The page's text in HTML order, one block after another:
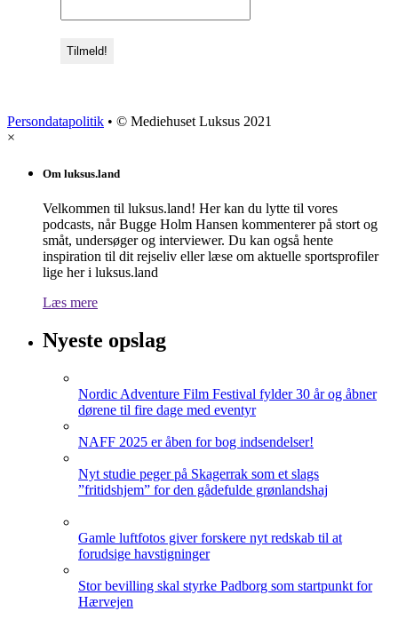
Persondatapolitik • © Mediehuset Luksus 2021
×
Om luksus.land
Velkommen til luksus.land! Her kan du lytte til vores
podcasts, når Bugge Holm Hansen kommenterer på stort og
småt, undersøger og interviewer. Du kan også hente
inspiration til dit rejseliv eller læse om aktuelle sportsprofiler
lige her i luksus.land
Læs mere
Nyeste opslag
Nordic Adventure Film Festival fylder 30 år og åbner
dørene til fire dage med eventyr
NAFF 2025 er åben for bog indsendelser!
Nyt studie peger på Skagerrak som et slags
”fritidshjem” for den gådefulde grønlandshaj
Gamle luftfotos giver forskere nyt redskab til at
forudsige havstigninger
Stor bevilling skal styrke Padborg som startpunkt for
Hærvejen